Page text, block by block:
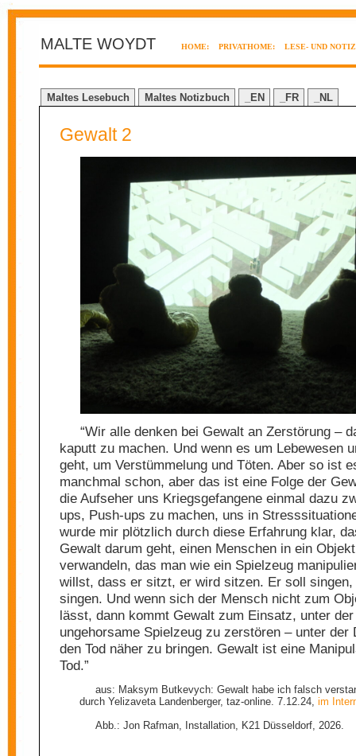
MALTE WOYDT HOME: PRIVATHOME: LESE- UND
Maltes Lesebuch Maltes Notizbuch _EN _FR _NL
Gewalt 2
“Wir alle denken bei Gewalt an Zerstörung –
kaputt zu machen. Und wenn es um Lebewesen
geht, um Verstümmelung und Töten. Aber so ist
manchmal schon, aber das ist eine Folge der
die Aufseher uns Kriegsgefangene einmal dazu
ups, Push-ups zu machen, uns in
wurde mir plötzlich durch diese Erfahrung klar,
Gewalt darum geht, einen Menschen in ein
verwandeln, das man wie ein Spielzeug
willst, dass er sitzt, er wird sitzen. Er soll singen,
singen. Und wenn sich der Mensch nicht zum
lässt, dann kommt Gewalt zum Einsatz, unter
ungehorsame Spielzeug zu zerstören – unter der
den Tod näher zu bringen. Gewalt ist eine
Tod.”
aus: Maksym Butkevych: Gewalt habe ich falsch
durch Yelizaveta Landenberger, taz-online. 7.12.24, im
Abb.: Jon Rafman, Installation, K21 Düsseldorf, 2026.